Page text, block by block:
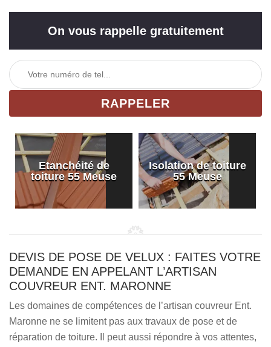
On vous rappelle gratuitement
Etanchéité de
toiture 55 Meuse
Isolation de toiture
55 Meuse
DEVIS DE POSE DE VELUX : FAITES VOTRE
DEMANDE EN APPELANT L’ARTISAN
COUVREUR ENT. MARONNE
Les domaines de compétences de l’artisan couvreur Ent.
Maronne ne se limitent pas aux travaux de pose et de
réparation de toiture. Il peut aussi répondre à vos attentes,